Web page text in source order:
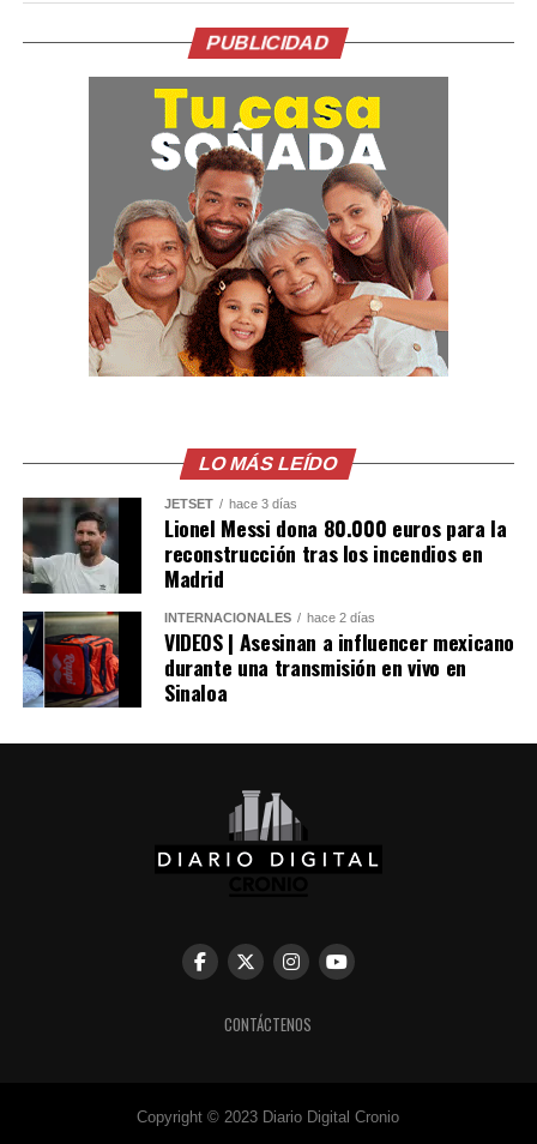
Los capturados serán presentados ante los tribunales
correspondientes para enfrentar cargos por el delito de
tráfico ilícito de drogas. La Policía reiteró que este tipo
de actividades ilícitas solo conducen a enfrentar la
La captura forma parte de las operaciones continuas
que realiza la PNC en la zona oriental del país contra el
narcomenudeo.
PUBLICIDAD
LO MÁS LEÍDO
JETSET hace 3 días
Lionel Messi dona 80.000 euros para la
reconstrucción tras los incendios en
Madrid
INTERNACIONALES hace 2 días
VIDEOS | Asesinan a influencer mexicano
durante una transmisión en vivo en
Sinaloa
CONTÁCTENOS
Copyright © 2023 Diario Digital Cronio